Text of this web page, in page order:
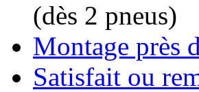
(dès 2 pneus)
Montage près
Satisfait ou